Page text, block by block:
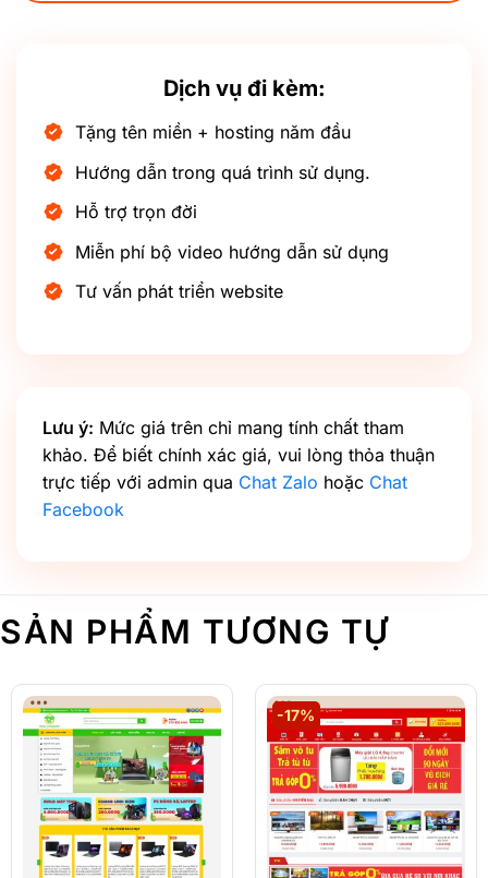
Dịch vụ đi kèm:
Tặng tên miền + hosting năm đầu
Hướng dẫn trong quá trình sử dụng.
Hỗ trợ trọn đời
Miễn phí bộ video hướng dẫn sử dụng
Tư vấn phát triển website
Lưu ý: Mức giá trên chỉ mang tính chất tham
khảo. Để biết chính xác giá, vui lòng thỏa thuận
trực tiếp với admin qua Chat Zalo hoặc Chat
Facebook
SẢN PHẨM TƯƠNG TỰ
-17%